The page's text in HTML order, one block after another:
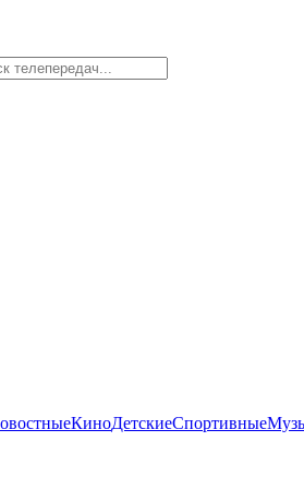
КиноДетскиеСпортивные